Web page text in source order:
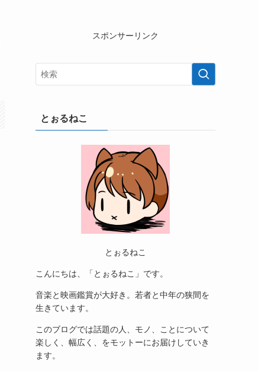
スポンサーリンク
とぉるねこ
とぉるねこ
こんにちは、「とぉるねこ」です。
音楽と映画鑑賞が大好き。若者と中年の狭間を
生きています。
このブログでは話題の人、モノ、ことについて
楽しく、幅広く、をモットーにお届けしていき
ます。